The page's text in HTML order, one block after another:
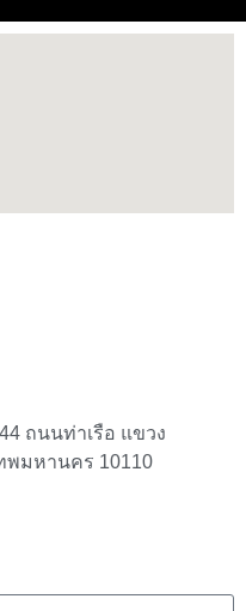
ถนนท่าเรือ แขวง
พมหานคร 10110